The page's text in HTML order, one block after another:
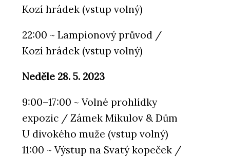
Kozí hrádek (vstup volný)
22:00 ~ Lampionový průvod /
Kozí hrádek (vstup volný)
Neděle 28. 5. 2023
9:00–17:00 ~ Volné prohlídky
expozic / Zámek Mikulov & Dům
U divokého muže (vstup volný)
11:00 ~ Výstup na Svatý kopeček /